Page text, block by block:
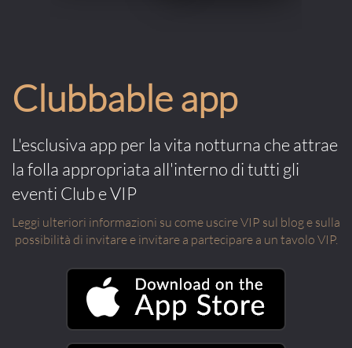
Clubbable app
L'esclusiva app per la vita notturna che attrae
la folla appropriata all'interno di tutti gli
eventi Club e VIP
Leggi ulteriori informazioni su come uscire VIP sul blog e sulla
possibilità di invitare e invitare a partecipare a un tavolo VIP.